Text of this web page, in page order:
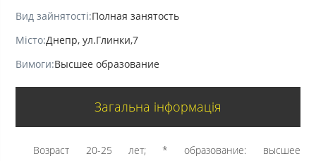
Вид зайнятості:Полная занятость
Місто:Днепр, ул.Глинки,7
Вимоги:Высшее образование
Загальна інформація
Возраст 20-25 лет; * образование: высшее